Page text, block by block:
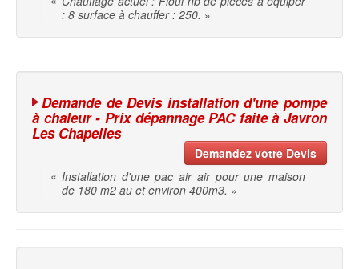
: 8 surface à chauffer : 250. »
Demande de Devis installation d'une pompe
à chaleur - Prix dépannage PAC faite à Javron
Les Chapelles
Demandez votre Devis
« Installation d'une pac air air pour une maison
de 180 m2 au et environ 400m3. »